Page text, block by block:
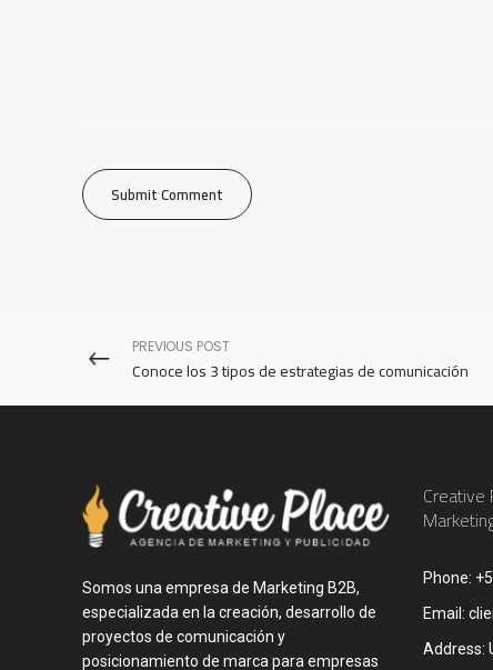
PREVIOUS POST
Conoce los 3 tipos de estrategias de comunicación
Somos una empresa de Marketing B2B,
especializada en la creación, desarrollo de
proyectos de comunicación y
posicionamiento de marca para empresas
Creative
Phone:
Email:
Address: